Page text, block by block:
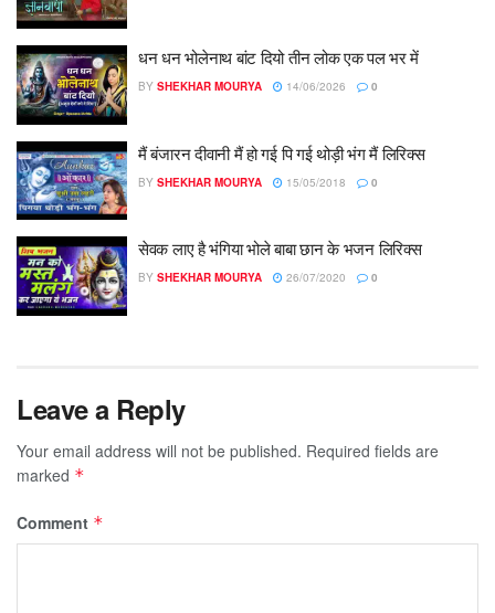
धन धन भोलेनाथ बांट दियो तीन लोक एक पल भर में
BY SHEKHAR MOURYA 14/06/2026 0
मैं बंजारन दीवानी मैं हो गई पि गई थोड़ी भंग मैं लिरिक्स
BY SHEKHAR MOURYA 15/05/2018 0
सेवक लाए है भंगिया भोले बाबा छान के भजन लिरिक्स
BY SHEKHAR MOURYA 26/07/2020 0
Leave a Reply
Your email address will not be published. Required fields are
marked *
Comment *